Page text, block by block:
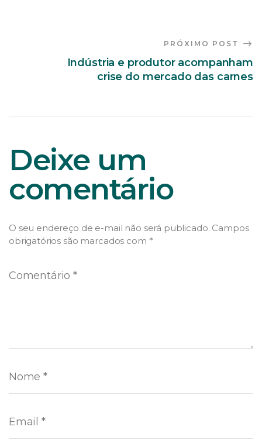
PRÓXIMO POST
Indústria e produtor acompanham
crise do mercado das carnes
Deixe um
comentário
O seu endereço de e-mail não será publicado. Campos
obrigatórios são marcados com *